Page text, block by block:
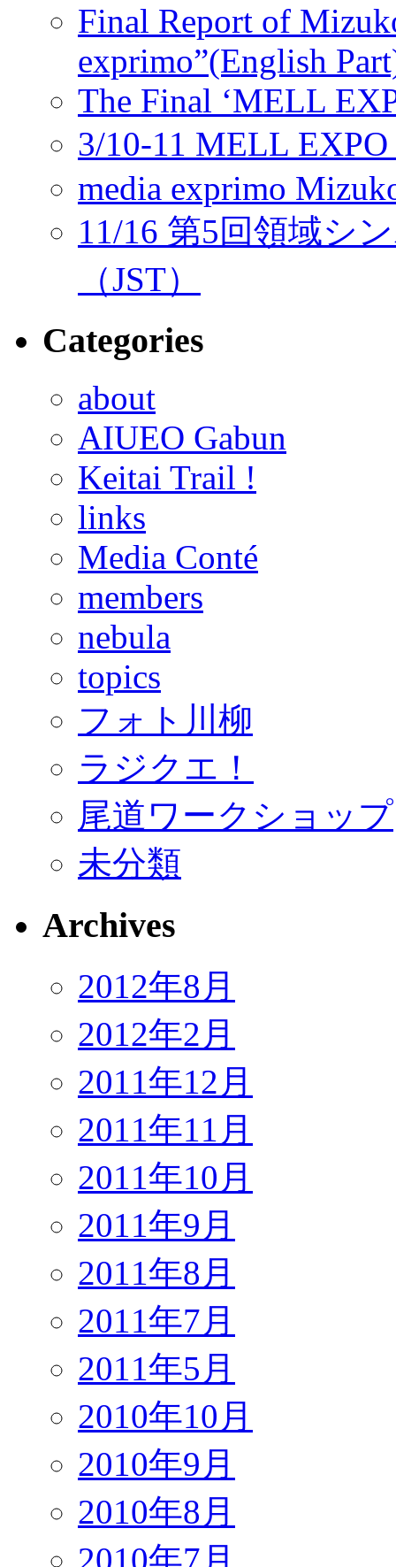
Final Report of
exprimo”(English
The Final ‘MELL
3/10-11 MELL
media exprimo
11/16 第5回領域シ
（JST）
Categories
about
AIUEO Gabun
Keitai Trail !
links
Media Conté
members
nebula
topics
フォト川柳
ラジクエ！
尾道ワークショップ
未分類
Archives
2012年8月
2012年2月
2011年12月
2011年11月
2011年10月
2011年9月
2011年8月
2011年7月
2011年5月
2010年10月
2010年9月
2010年8月
2010年7月